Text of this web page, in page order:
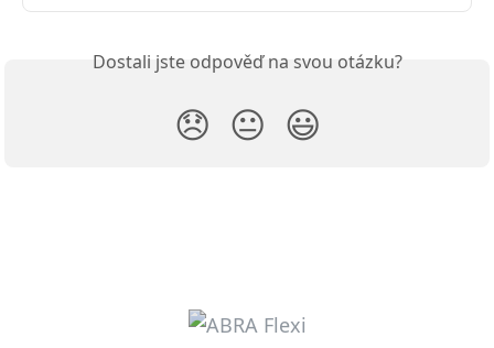
Dostali jste odpověď na svou otázku?
😞 😐 😃